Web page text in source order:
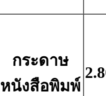
กระดาษ
หนังสือพิมพ์